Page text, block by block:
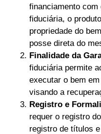
financiamento com
fiduciária, o
propriedade do
posse direta do
Finalidade da
fiduciária permite
executar o bem
visando a
Registro e
requer o registro
registro de títulos